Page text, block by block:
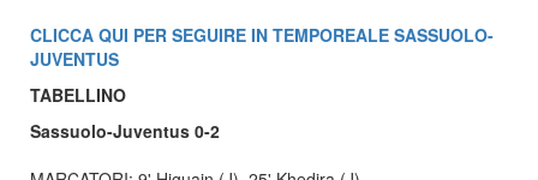
CLICCA QUI PER SEGUIRE IN TEMPOREALE SASSUOLO-
JUVENTUS
TABELLINO
Sassuolo-Juventus 0-2